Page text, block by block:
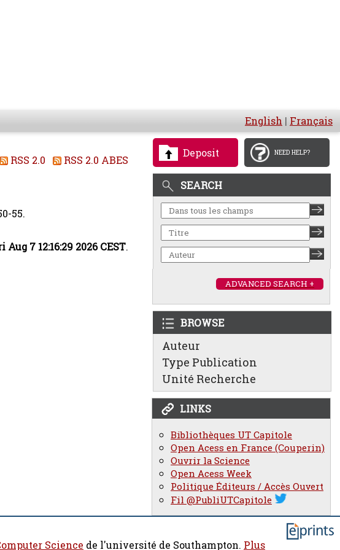
English | Français
Deposit NEED HELP?
SEARCH
ADVANCED SEARCH +
BROWSE
Auteur
Type Publication
Unité Recherche
LINKS
Bibliothèques UT Capitole
Open Acess en France (Couperin)
Ouvrir la Science
Open Acess Week
Politique Éditeurs / Accès Ouvert
Fil @PubliUTCapitole
RSS 2.0 RSS 2.0 ABES
55.
Aug 7 12:16:29 2026 CEST.
Science de l'université de Southampton. Plus